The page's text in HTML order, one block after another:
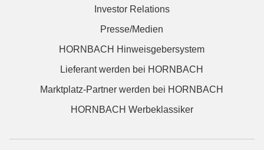
Investor Relations
Presse/Medien
HORNBACH Hinweisgebersystem
Lieferant werden bei HORNBACH
Marktplatz-Partner werden bei HORNBACH
HORNBACH Werbeklassiker